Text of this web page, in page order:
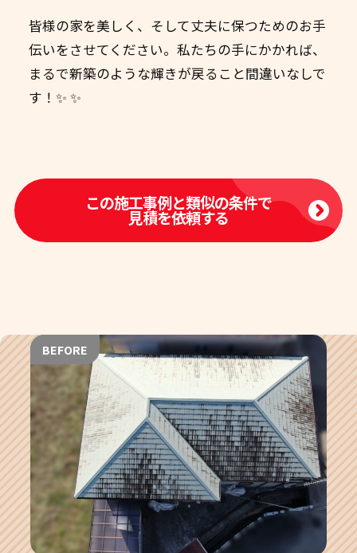
皆様の家を美しく、そして丈夫に保つためのお手
伝いをさせてください。私たちの手にかかれば、
まるで新築のような輝きが戻ること間違いなしで
す！✨ ✨
この施工事例と類似の条件で
見積を依頼する
BEFORE